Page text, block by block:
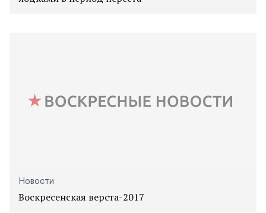
Новости
Воскресенская верста-2017